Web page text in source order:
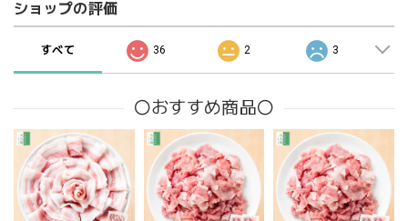
ショップの評価
すべて 36 2 3
〇おすすめ商品〇